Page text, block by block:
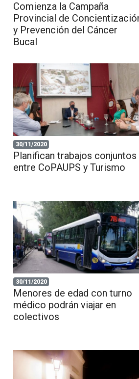
Comienza la Campaña
Provincial de
y Prevención del Cáncer
Bucal
30/11/2020
Planifican trabajos conjuntos
entre CoPAUPS y Turismo
30/11/2020
Menores de edad con turno
médico podrán viajar en
colectivos